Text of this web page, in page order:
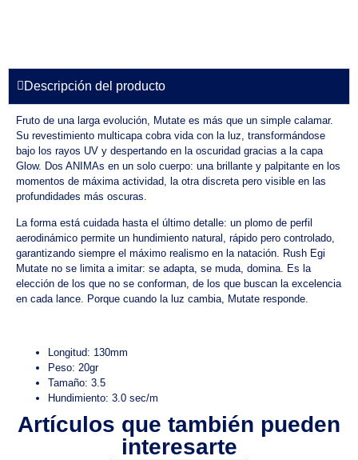
Descripción del producto
Fruto de una larga evolución, Mutate es más que un simple calamar.
Su revestimiento multicapa cobra vida con la luz, transformándose
bajo los rayos UV y despertando en la oscuridad gracias a la capa
Glow. Dos ANIMAs en un solo cuerpo: una brillante y palpitante en los
momentos de máxima actividad, la otra discreta pero visible en las
profundidades más oscuras.
La forma está cuidada hasta el último detalle: un plomo de perfil
aerodinámico permite un hundimiento natural, rápido pero controlado,
garantizando siempre el máximo realismo en la natación. Rush Egi
Mutate no se limita a imitar: se adapta, se muda, domina. Es la
elección de los que no se conforman, de los que buscan la excelencia
en cada lance. Porque cuando la luz cambia, Mutate responde.
Longitud: 130mm
Peso: 20gr
Tamaño: 3.5
Hundimiento: 3.0 sec/m
Artículos que también pueden
interesarte